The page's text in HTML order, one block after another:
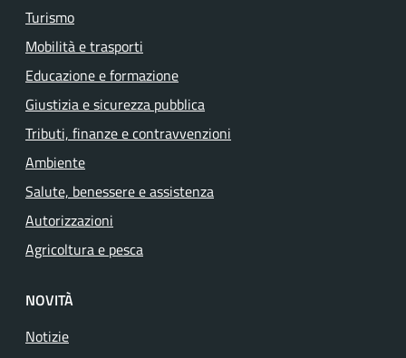
Turismo
Mobilità e trasporti
Educazione e formazione
Giustizia e sicurezza pubblica
Tributi, finanze e contravvenzioni
Ambiente
Salute, benessere e assistenza
Autorizzazioni
Agricoltura e pesca
NOVITÀ
Notizie